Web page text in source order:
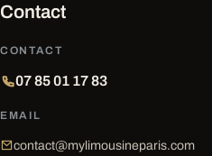
Contact
CONTACT
07 85 01 17 83
EMAIL
contact@mylimousineparis.com